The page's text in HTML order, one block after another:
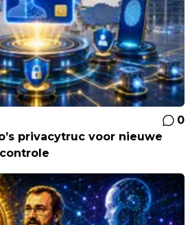
0
privacytruc voor nieuwe